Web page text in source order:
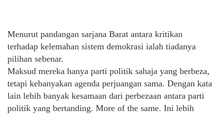
Menurut pandangan sarjana Barat antara kritikan
terhadap kelemahan sistem demokrasi ialah tiadanya
pilihan sebenar.
Maksud mereka hanya parti politik sahaja yang berbeza,
tetapi kebanyakan agenda perjuangan sama. Dengan kata
lain lebih banyak kesamaan dari perbezaan antara parti
politik yang bertanding. More of the same. Ini lebih